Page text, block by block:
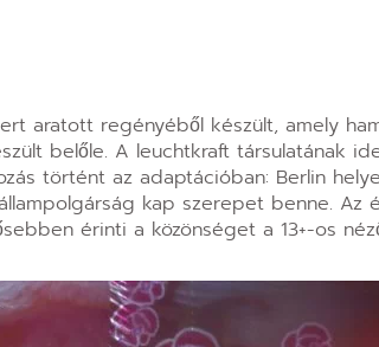
aratott regényéből készült, amely
belőle. A leuchtkraft társulatának
történt az adaptációban: Berlin
kap szerepet benne. Az
érinti a közönséget a 13+-os